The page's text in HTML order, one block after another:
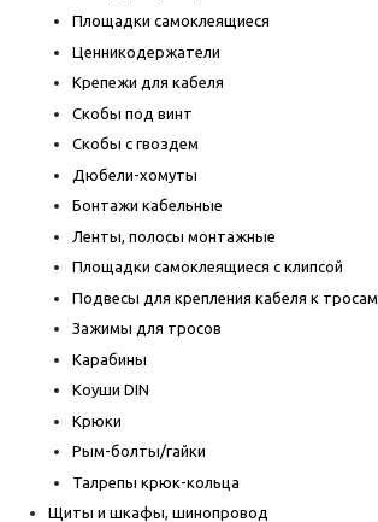
Площадки самоклеящиеся
Ценникодержатели
Крепежи для кабеля
Скобы под винт
Скобы с гвоздем
Дюбели-хомуты
Бонтажи кабельные
Ленты, полосы монтажные
Площадки самоклеящиеся с клипсой
Подвесы для крепления кабеля к тросам
Зажимы для тросов
Карабины
Коуши DIN
Крюки
Рым-болты/гайки
Талрепы крюк-кольца
Щиты и шкафы, шинопровод